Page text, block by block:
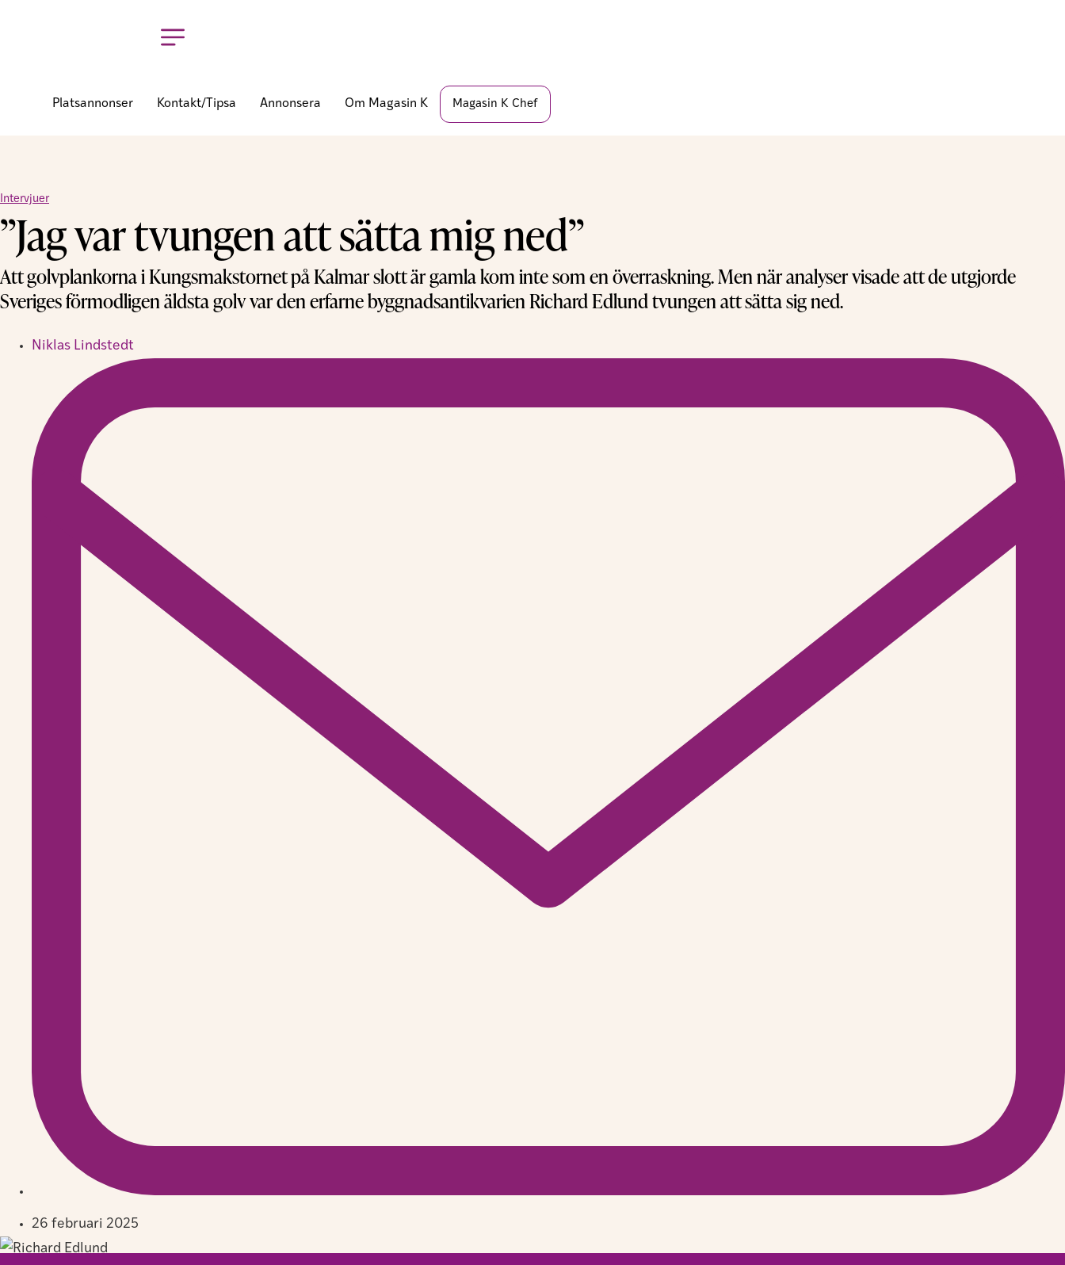
Platsannonser Kontakt/tipsa Annonsera Om Magasin K Magasin K Chef
Intervjuer
”Jag var tvungen att sätta mig ned”
Att golvplankorna i Kungsmakstornet på Kalmar slott är gamla kom inte som en överraskning. Men när analyser visade att de utgjorde
Sveriges förmodligen äldsta golv var den erfarne byggnadsantikvarien Richard Edlund tvungen att sätta sig ned.
Niklas Lindstedt
26 februari 2025